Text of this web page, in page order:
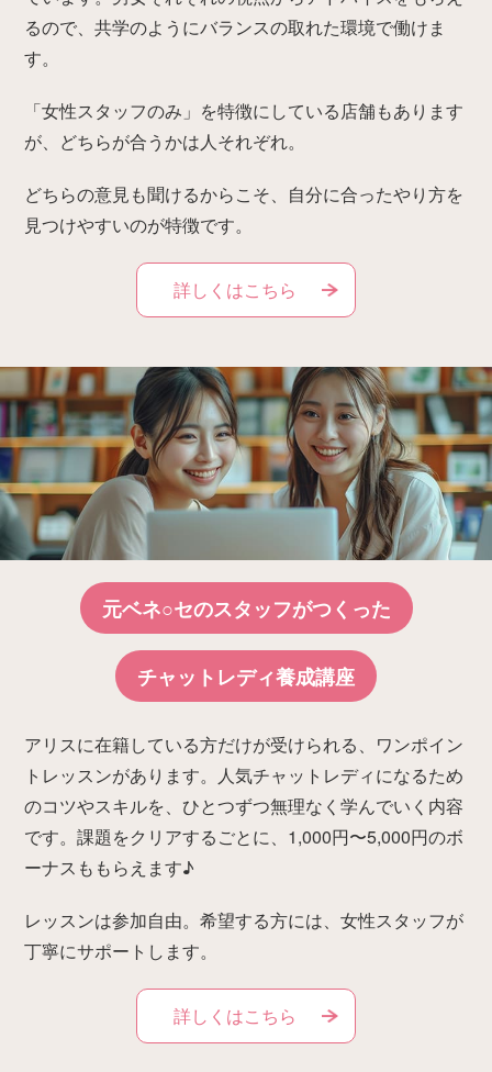
るので、共学のようにバランスの取れた環境で働けま
す。
「女性スタッフのみ」を特徴にしている店舗もあります
が、どちらが合うかは人それぞれ。
どちらの意見も聞けるからこそ、自分に合ったやり方を
見つけやすいのが特徴です。
詳しくはこちら
元ベネ○セのスタッフがつくった
チャットレディ養成講座
アリスに在籍している方だけが受けられる、ワンポイン
トレッスンがあります。人気チャットレディになるため
のコツやスキルを、ひとつずつ無理なく学んでいく内容
です。課題をクリアするごとに、1,000円〜5,000円のボ
ーナスももらえます♪
レッスンは参加自由。希望する方には、女性スタッフが
丁寧にサポートします。
詳しくはこちら